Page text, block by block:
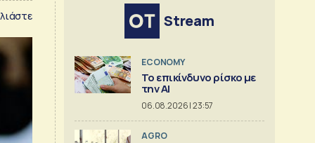
Stream
ECONOMY
Το επικίνδυνο ρίσκο με
την ΑΙ
06.08.2026 | 23:57
AGRO